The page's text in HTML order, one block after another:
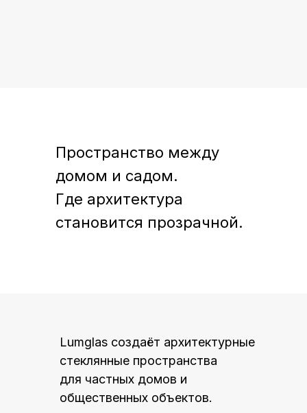
Пространство между
домом и садом.
Где архитектура
становится прозрачной.
Lumglas создаёт архитектурные
стеклянные пространства
для частных домов и
общественных объектов.